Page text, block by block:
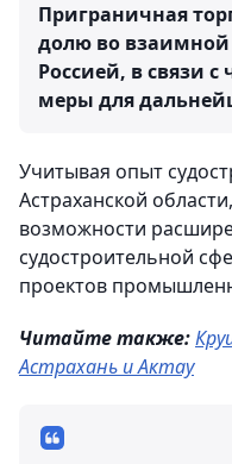
Приграничная
долю во взаимной
Россией, в связи
меры для
Учитывая опыт
Астраханской
возможности
судостроительной
проектов
Читайте также:
Астрахань и Актау